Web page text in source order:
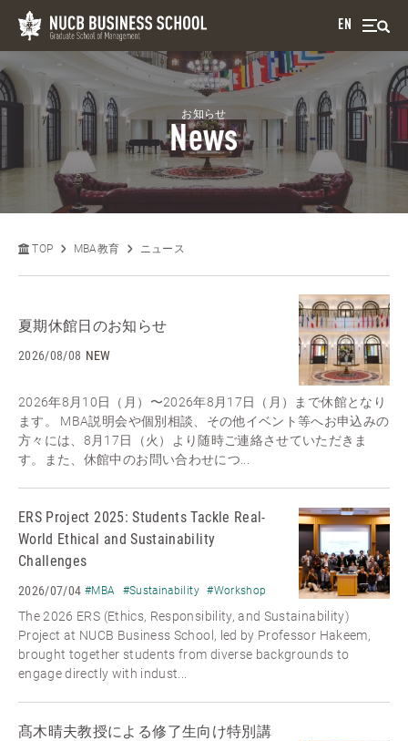
EN
お知らせ
News
TOP MBA教育 ニュース
夏期休館日のお知らせ
2026/08/08 NEW
2026年8月10日（月）〜2026年8月17日（月）まで休館となり
ます。 MBA説明会や個別相談、その他イベント等へお申込みの
方々には、8月17日（火）より随時ご連絡させていただきま
す。また、休館中のお問い合わせにつ...
ERS Project 2025: Students Tackle Real-
World Ethical and Sustainability
Challenges
2026/07/04 #MBA #Sustainability #Workshop
The 2026 ERS (Ethics, Responsibility, and Sustainability)
Project at NUCB Business School, led by Professor Hakeem,
brought together students from diverse backgrounds to
engage directly with indust...
髙木晴夫教授による修了生向け特別講